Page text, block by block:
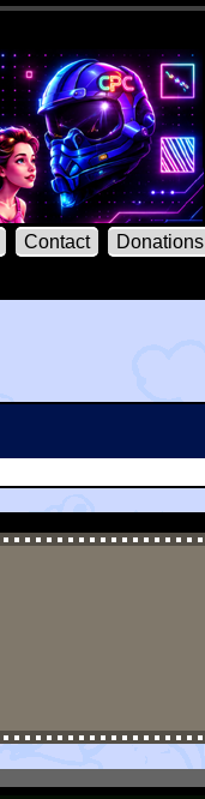
Contact Donations